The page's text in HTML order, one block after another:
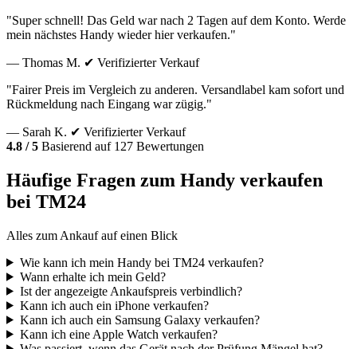
"Super schnell! Das Geld war nach 2 Tagen auf dem Konto. Werde
mein nächstes Handy wieder hier verkaufen."
— Thomas M. ✔ Verifizierter Verkauf
"Fairer Preis im Vergleich zu anderen. Versandlabel kam sofort und
Rückmeldung nach Eingang war zügig."
— Sarah K. ✔ Verifizierter Verkauf
4.8 / 5 Basierend auf 127 Bewertungen
Häufige Fragen zum Handy verkaufen
bei TM24
Alles zum Ankauf auf einen Blick
Wie kann ich mein Handy bei TM24 verkaufen?
Wann erhalte ich mein Geld?
Ist der angezeigte Ankaufspreis verbindlich?
Kann ich auch ein iPhone verkaufen?
Kann ich auch ein Samsung Galaxy verkaufen?
Kann ich eine Apple Watch verkaufen?